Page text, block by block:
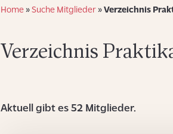
Home » Suche Mitglieder » Verzeichnis
Verzeichnis
Aktuell gibt es 52 Mitglieder.